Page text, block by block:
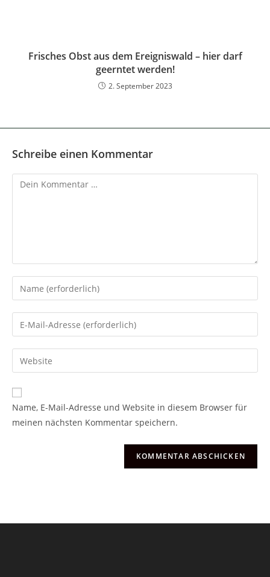
Frisches Obst aus dem Ereigniswald – hier darf
geerntet werden!
2. September 2023
Schreibe einen Kommentar
Kommentar
Gib
deinen
Namen
oder
zum
Kommentieren
ein
Gib
deine
E-
Mail-
zum
Kommentieren
ein
Gib
deine
Website-
URL
Name, E-Mail-Adresse und Website in diesem Browser für
meinen nächsten Kommentar speichern.